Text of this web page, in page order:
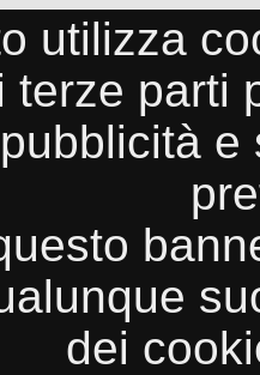
utilizza
terze parti
dei